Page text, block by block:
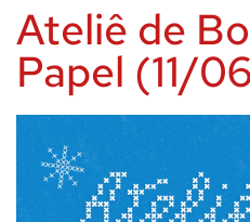
Ateliê de
Papel (11/